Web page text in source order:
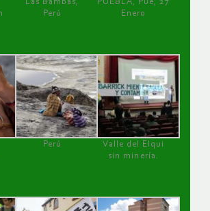
Perú
Enero
Perú
Valle del Elqui
sin minería.